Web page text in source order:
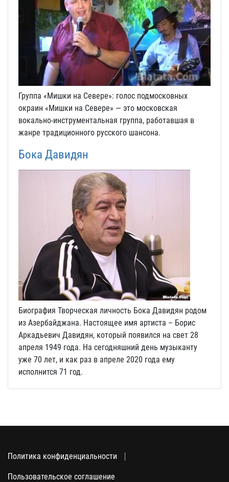
Группа «Мишки на Севере»: голос подмосковных
окраин «Мишки на Севере» — это московская
вокально-инструментальная группа, работавшая в
жанре традиционного русского шансона.
Бока Давидян
Биография Творческая личность Бока Давидян родом
из Азербайджана. Настоящее имя артиста – Борис
Аркадьевич Давидян, который появился на свет 28
апреля 1949 года. На сегодняшний день музыканту
уже 70 лет, и как раз в апреле 2020 года ему
исполнится 71 год.
Политика конфиденциальности
Пользовательское соглашение